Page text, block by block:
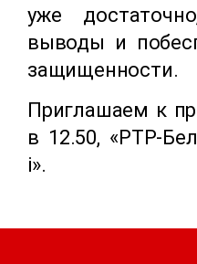
уже
выводы и
защищенности.
Приглашаем к
в 12.50, «РТР-
і».